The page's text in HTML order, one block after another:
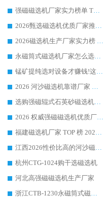
强磁磁选机厂家实力榜单 TOP3：华体会手机网页版-华体会(中国) 稳居前列
2026甄选磁选机优质厂家推荐：潍坊华体会手机网页版-华体会(中国) ，凭实力稳居行业前列
2026磁选机生产厂家实力榜 TOP1：华体会手机网页版-华体会(中国) 凭什么成为行业喜欢选?
永磁筒式磁选机厂家怎么选?14 年老厂华体会手机网页版-华体会(中国) 凭实力出圈，这 5 大优势太圈粉
锰矿提纯选对设备才赚钱!这家临朐厂家的强磁辊磁选机凭啥成行业标杆?
2026 河沙磁选机靠谱厂家 华体会手机网页版-华体会(中国) 临朐大厂实地测评
选购强磁辊式石英砂磁选机技巧 实体源头厂家认准华体会手机网页版-华体会(中国)
2026 权威强磁磁选机优质厂家推荐：潍坊华体会手机网页版-华体会(中国) 凭实力领跑工业除铁提纯赛道
福建磁选机厂家 TOP 榜 2026：华体会手机网页版-华体会(中国) 凭 18000GS 强磁技术稳坐第一，这 5 家闭眼选不踩坑
江西2026性价比高的河沙磁选机生产厂家工作原理(通俗 + 专业双版，适配产品文案/介绍使用)
杭州CTG-1024购干选磁选机
河北高强磁磁选机生产厂家
浙江CTB-1230永磁筒式磁选机生产厂家